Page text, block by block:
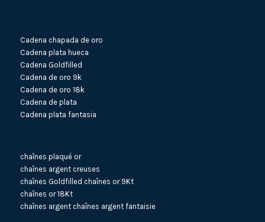
Cadena chapada de oro
Cadena plata hueca
Cadena Goldfilled
Cadena de oro 9k
Cadena de oro 18k
Cadena de plata
Cadena plata fantasia
chaînes plaqué or
chaînes argent creuses
chaînes Goldfilled chaînes or 9Kt
chaînes or 18Kt
chaînes argent chaînes argent fantaisie